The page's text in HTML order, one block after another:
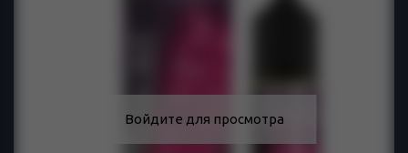
Войдите для просмотра